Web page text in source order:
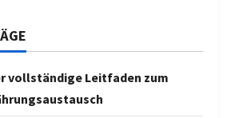
vollständige Leitfaden zum